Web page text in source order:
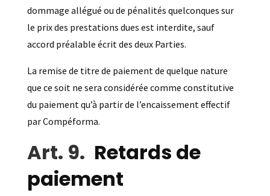
dommage allégué ou de pénalités quelconques sur
le prix des prestations dues est interdite, sauf
accord préalable écrit des deux Parties.
La remise de titre de paiement de quelque nature
que ce soit ne sera considérée comme constitutive
du paiement qu’à partir de l’encaissement effectif
par Compéforma.
Retards de
paiement